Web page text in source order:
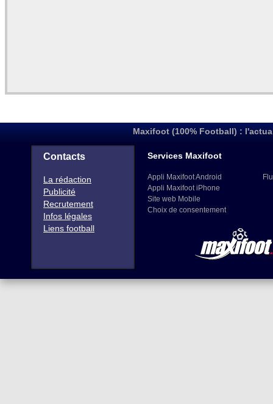
Maxifoot (100% Football) :
Contacts
La rédaction
Publicité
Recrutement
Infos légales
Liens football
Services Maxifoot
Appli Maxifoot Android
Appli Maxifoot iPhone
Site web Mobile
Choix de consentement